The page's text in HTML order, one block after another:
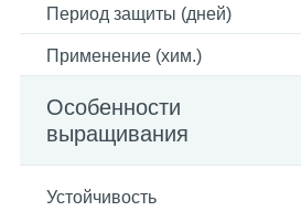
Период защиты (дней)
Применение (хим.)
Особенности
выращивания
Устойчивость